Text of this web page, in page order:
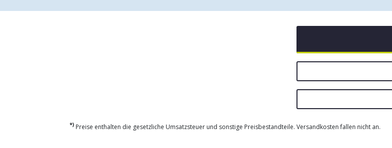
*)Preise enthalten die gesetzliche Umsatzsteuer und sonstige Preisbestandteile. Versandkosten fallen nicht an.